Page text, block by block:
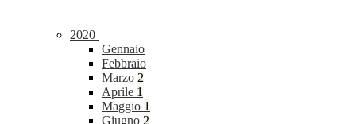
2020
Gennaio
Febbraio
Marzo 2
Aprile 1
Maggio 1
Giugno 2